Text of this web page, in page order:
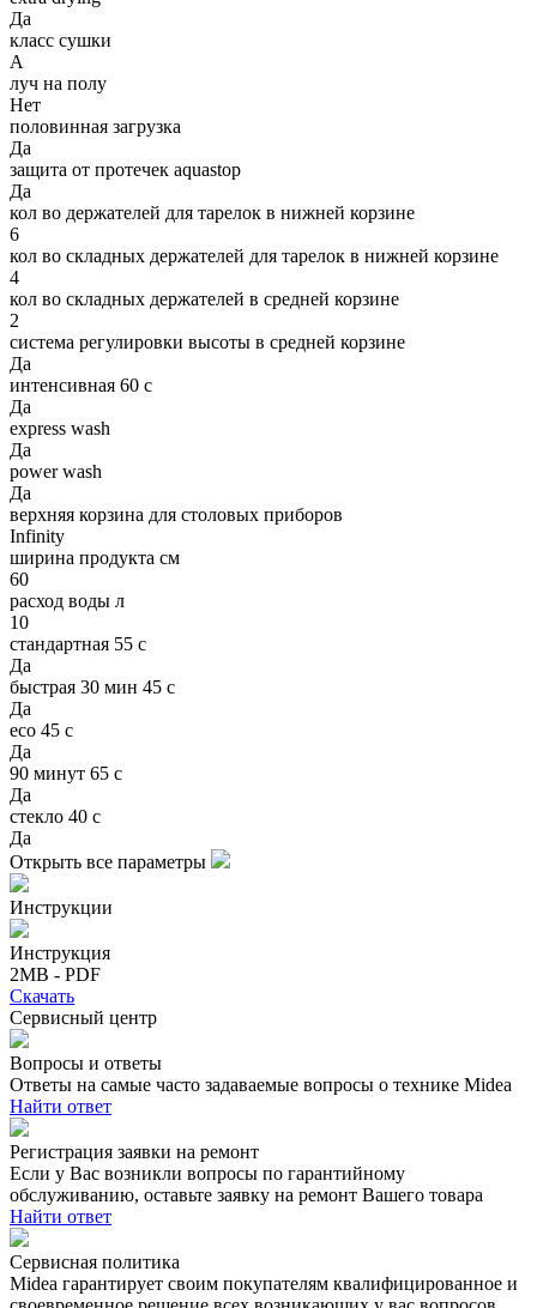
Да
класс сушки
A
луч на полу
Нет
половинная загрузка
Да
защита от протечек aquastop
Да
кол во держателей для тарелок в нижней корзине
6
кол во складных держателей для тарелок в нижней корзине
4
кол во складных держателей в средней корзине
2
система регулировки высоты в средней корзине
Да
интенcивная 60 с
Да
express wash
Да
power wash
Да
верхняя корзина для столовых приборов
Infinity
ширина продукта см
60
расход воды л
10
стандартная 55 с
Да
быстрая 30 мин 45 с
Да
eco 45 с
Да
90 минут 65 с
Да
стекло 40 с
Да
Открыть все параметры
Инструкции
Инструкция
2MB - PDF
Скачать
Сервисный центр
Вопросы и ответы
Ответы на самые часто задаваемые вопросы о технике Midea
Найти ответ
Регистрация заявки на ремонт
Если у Вас возникли вопросы по гарантийному
обслуживанию, оставьте заявку на ремонт Вашего товара
Найти ответ
Сервисная политика
Midea гарантирует своим покупателям квалифицированное и